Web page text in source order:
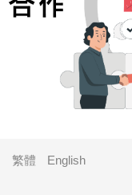
繁體 English